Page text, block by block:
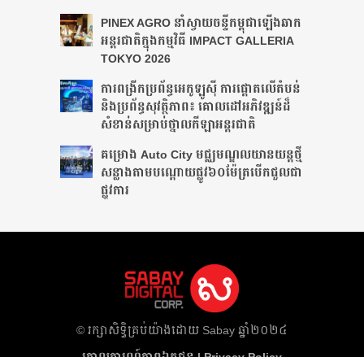
PINEX AGRO នាំ​ស្វាយចន្ទី​កម្ពុជា​ឡើង​ឆាក​
អន្តរជាតិ​​ក្នុង​កម្មវិធី​ IMPACT GALLERIA
TOKYO 2026
ការពង្រីកប្រព័ន្ធអេកូឡូស៊ី ការផ្តោតលើតំបន់
និងប្រព័ន្ធសុវត្ថិភាព៖ គោលដៅអភិវឌ្ឍន៍ដ៏
សំខាន់សម្រាប់ថ្នាលកីឡាអន្តរជាតិ
គម្រោង Auto City មជ្ឈមណ្ឌលយានយន្តថ្មី
សន្លាង​តាមបណ្តោយផ្លូវ​​៦០ម៉ែត្រ​បើកជួលជា
ផ្លូវការ
​© រក្សា​សិទ្ធិ​គ្រប់​យ៉ាង​ដោយ​ Sabay ឆ្នាំ​២០២៤